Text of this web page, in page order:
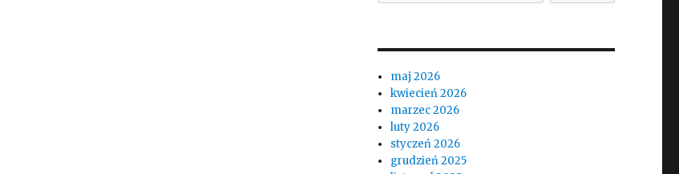
maj 2026
kwiecień 2026
marzec 2026
luty 2026
styczeń 2026
grudzień 2025